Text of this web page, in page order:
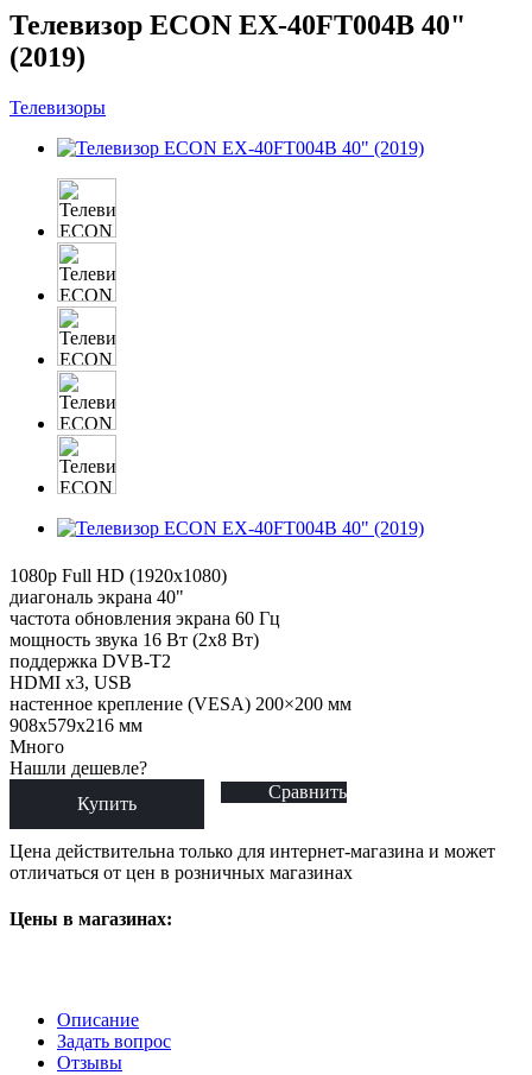
Телевизор ECON EX-40FT004B 40"
(2019)
Телевизоры
1080p Full HD (1920x1080)
диагональ экрана 40"
частота обновления экрана 60 Гц
мощность звука 16 Вт (2х8 Вт)
поддержка DVB-T2
HDMI x3, USB
настенное крепление (VESA) 200×200 мм
908x579x216 мм
Много
Нашли дешевле?
Купить
Сравнить
Цена действительна только для интернет-магазина и может
отличаться от цен в розничных магазинах
Цены в магазинах:
Описание
Задать вопрос
Отзывы